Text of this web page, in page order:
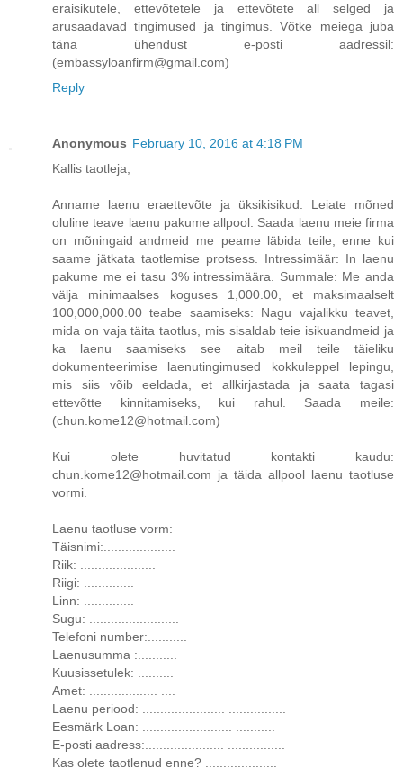
eraisikutele, ettevõtetele ja ettevõtete all selged ja
arusaadavad tingimused ja tingimus. Võtke meiega juba
täna ühendust e-posti aadressil:
(embassyloanfirm@gmail.com)
Reply
Anonymous February 10, 2016 at 4:18 PM
Kallis taotleja,
Anname laenu eraettevõte ja üksikisikud. Leiate mõned
oluline teave laenu pakume allpool. Saada laenu meie firma
on mõningaid andmeid me peame läbida teile, enne kui
saame jätkata taotlemise protsess. Intressimäär: In laenu
pakume me ei tasu 3% intressimäära. Summale: Me anda
välja minimaalses koguses 1,000.00, et maksimaalselt
100,000,000.00 teabe saamiseks: Nagu vajalikku teavet,
mida on vaja täita taotlus, mis sisaldab teie isikuandmeid ja
ka laenu saamiseks see aitab meil teile täieliku
dokumenteerimise laenutingimused kokkuleppel lepingu,
mis siis võib eeldada, et allkirjastada ja saata tagasi
ettevõtte kinnitamiseks, kui rahul. Saada meile:
(chun.kome12@hotmail.com)
Kui olete huvitatud kontakti kaudu:
chun.kome12@hotmail.com ja täida allpool laenu taotluse
vormi.
Laenu taotluse vorm:
Täisnimi:....................
Riik: .....................
Riigi: ..............
Linn: ..............
Sugu: .........................
Telefoni number:...........
Laenusumma :...........
Kuusissetulek: ..........
Amet: ................... ....
Laenu periood: ....................... ................
Eesmärk Loan: ......................... ...........
E-posti aadress:...................... ................
Kas olete taotlenud enne? ....................